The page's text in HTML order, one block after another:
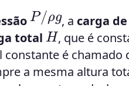
P/ρg
, a carga
total H, que é
é chamado
a mesma altura